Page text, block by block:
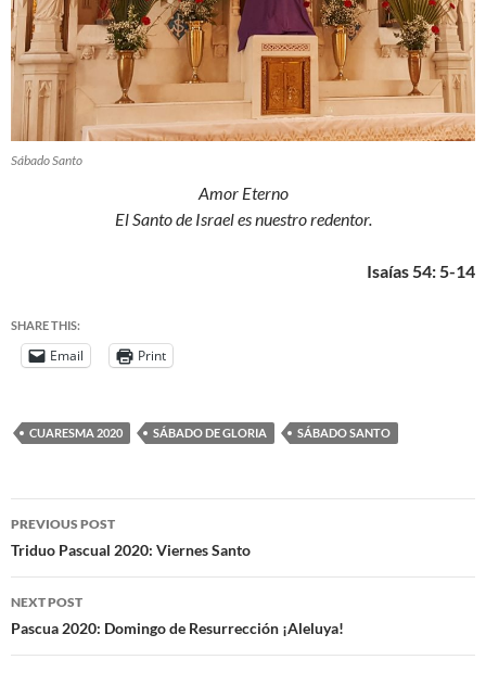
Sábado Santo
Amor Eterno
El Santo de Israel es nuestro redentor.
Isaías 54: 5-14
SHARE THIS:
Email Print
CUARESMA 2020 SÁBADO DE GLORIA SÁBADO SANTO
PREVIOUS POST
Triduo Pascual 2020: Viernes Santo
NEXT POST
Pascua 2020: Domingo de Resurrección ¡Aleluya!